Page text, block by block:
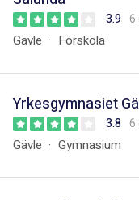
3.9
Gävle Förskola
Yrkesgymnasiet
3.8
Gävle Gymnasium